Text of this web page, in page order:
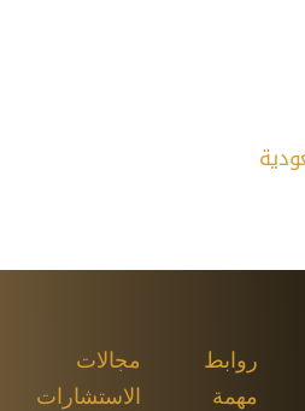
روابط
مهمة
مجالات
الاستشارات